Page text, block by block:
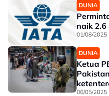
DUNIA
naik 2.6
01/08/2025
DUNIA
Ketua
06/05/2025